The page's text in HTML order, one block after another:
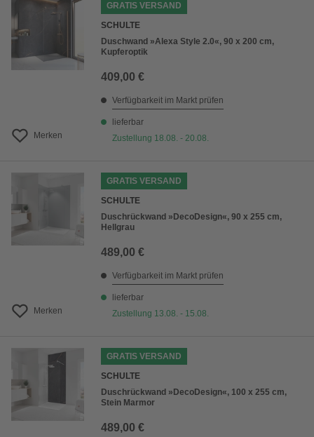
Merken
GRATIS VERSAND
SCHULTE
Duschwand »Alexa Style 2.0«, 90 x 200 cm,
Kupferoptik
409,00 €
Verfügbarkeit im Markt prüfen
lieferbar
Zustellung 18.08. - 20.08.
Merken
GRATIS VERSAND
SCHULTE
Duschrückwand »DecoDesign«, 90 x 255 cm,
Hellgrau
489,00 €
Verfügbarkeit im Markt prüfen
lieferbar
Zustellung 13.08. - 15.08.
GRATIS VERSAND
SCHULTE
Duschrückwand »DecoDesign«, 100 x 255 cm,
Stein Marmor
489,00 €